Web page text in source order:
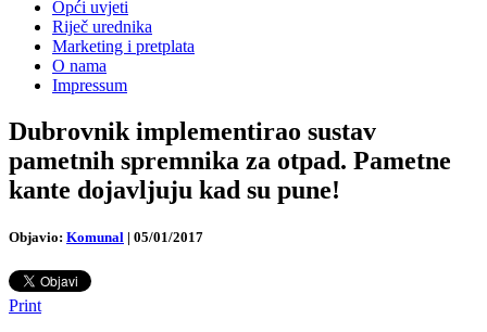
Opći uvjeti
Riječ urednika
Marketing i pretplata
O nama
Impressum
Dubrovnik implementirao sustav
pametnih spremnika za otpad. Pametne
kante dojavljuju kad su pune!
Objavio: Komunal | 05/01/2017
Print